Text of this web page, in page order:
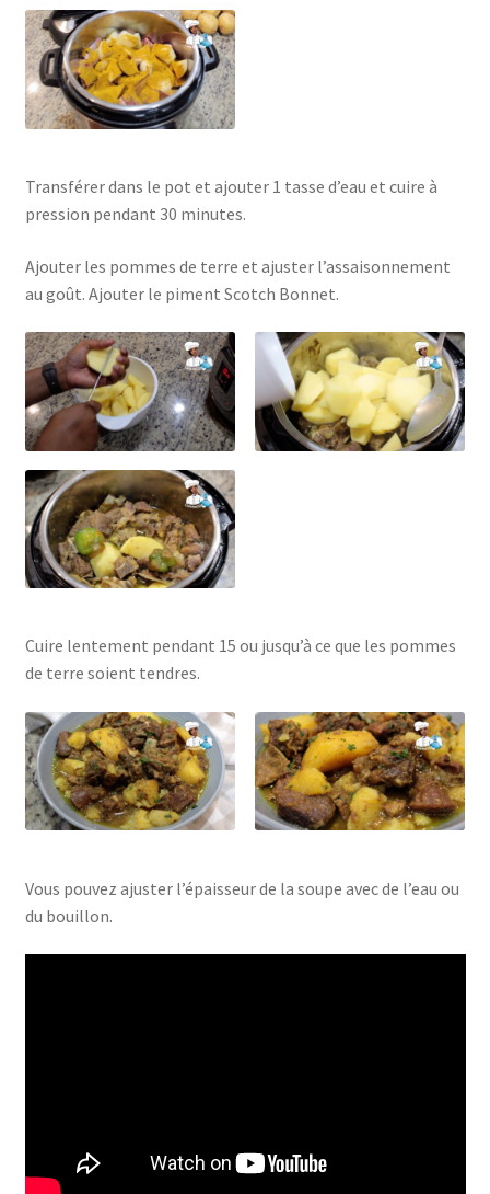
Transférer dans le pot et ajouter 1 tasse d’eau et cuire à
pression pendant 30 minutes.
Ajouter les pommes de terre et ajuster l’assaisonnement
au goût. Ajouter le piment Scotch Bonnet.
Cuire lentement pendant 15 ou jusqu’à ce que les pommes
de terre soient tendres.
Vous pouvez ajuster l’épaisseur de la soupe avec de l’eau ou
du bouillon.